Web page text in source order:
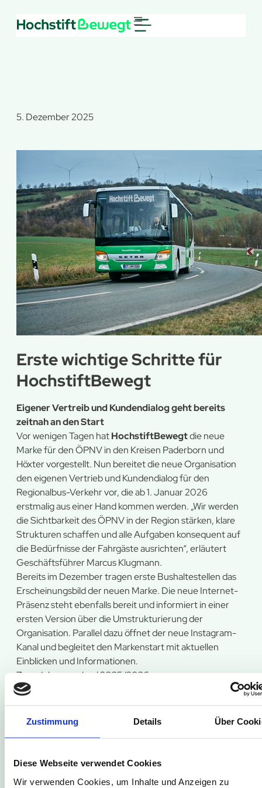
Zustimmung Details Über
Diese Webseite verwendet Cookies
Wir verwenden Cookies, um Inhalte und Anzeigen zu
Inhalt
5. Dezember 2025
Erste wichtige Schritte für
HochstiftBewegt
Eigener Vertreib und Kundendialog geht bereits
zeitnah an den Start
Vor wenigen Tagen hatHochstiftBewegtdie neue
Marke für den ÖPNV in den Kreisen Paderborn und
Höxter vorgestellt. Nun bereitet die neue Organisation
den eigenen Vertrieb und Kundendialog für den
Regionalbus-Verkehr vor, die ab 1. Januar 2026
erstmalig aus einer Hand kommen werden. „Wir werden
die Sichtbarkeit des ÖPNV in der Region stärken, klare
Strukturen schaffen und alle Aufgaben konsequent auf
die Bedürfnisse der Fahrgäste ausrichten“, erläutert
Geschäftsführer Marcus Klugmann.
Bereits im Dezember tragen erste Bushaltestellen das
Erscheinungsbild der neuen Marke. Die neue Internet-
Präsenz steht ebenfalls bereit und informiert in einer
ersten Version über die Umstrukturierung der
Organisation. Parallel dazu öffnet der neue Instagram-
Kanal und begleitet den Markenstart mit aktuellen
Einblicken und Informationen.
Zum Jahreswechsel 2025/2026
richtet
den gesamten Auftritt auf die
neue Marke aus. Ab Januar 2026 rollen die ersten Busse
im grün-weißen Design durch das Hochstift. Gleichzeitig
Ort.